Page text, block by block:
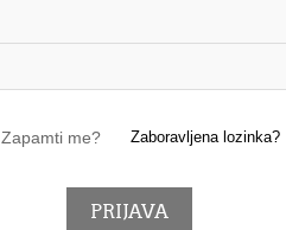
Zapamti me? Zaboravljena lozinka?